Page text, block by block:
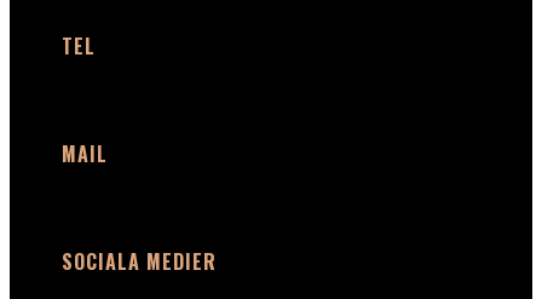
TEL
MAIL
SOCIALA MEDIER